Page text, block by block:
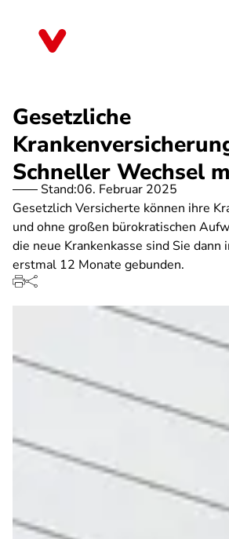
Gesetzliche
Schneller Wechsel
Stand:06. Februar 2025
Gesetzlich Versicherte können ihre
und ohne großen bürokratischen
die neue Krankenkasse sind Sie dann
erstmal 12 Monate gebunden.